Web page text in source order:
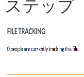
ステップ